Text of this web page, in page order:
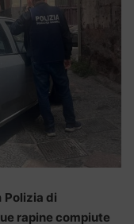
Polizia di
rapine compiute